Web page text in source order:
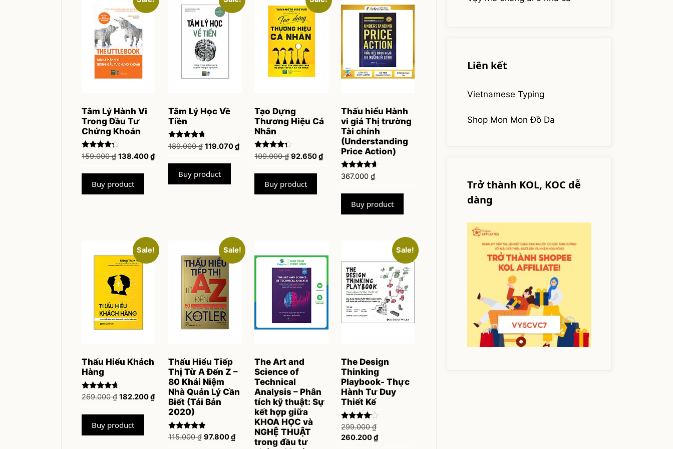
Tâm Lý Hành Vi
Trong Đầu Tư
Chứng Khoán
Rated
159.000₫ Original
159.000 ₫.
138.400₫Current
price
138.400 ₫.
Buy product
Tâm Lý Học Về
Tiền
Rated
189.000₫ Original
189.000 ₫.
119.070₫Current
price
Buy product
Tạo Dựng
Thương Hiệu Cá
Nhân
Rated
109.000₫ Original
109.000 ₫.
92.650₫Current
Buy product
Thấu hiểu Hành
vi giá Thị trường
Tài chính
(Understanding
Price Action)
Rated
4.47
367.000 ₫
Buy product
Sale!
Thấu Hiểu Khách
Hàng
Rated
269.000₫ Original
269.000 ₫.
182.200₫Current
price
182.200 ₫.
Buy product
Sale!
Thấu Hiểu Tiếp
Thị Từ A Đến Z –
80 Khái Niệm
Nhà Quản Lý Cần
Biết (Tái Bản
2020)
Rated
115.000₫ Original
97.800₫Current
The Art and
Science of
Technical
Analysis – Phân
tích kỹ thuật: Sự
kết hợp giữa
KHOA HỌC và
NGHỆ THUẬT
trong đầu tư
Sale!
The Design
Thinking
Playbook- Thực
Hành Tư Duy
Thiết Kế
Rated
out of 5
299.000₫Original
price
260.200₫Current
Liên kết
Vietnamese Typing
Shop Mon Mon Đồ Da
Trở thành KOL, KOC dễ
dàng